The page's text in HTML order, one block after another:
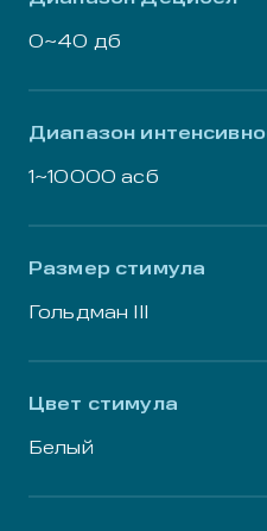
0~40 дб
Диапазон
1~10000 асб
Размер стимула
Гольдман III
Цвет стимула
Белый